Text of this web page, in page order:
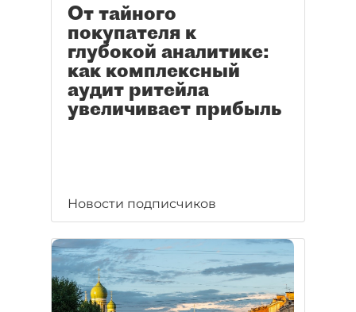
От тайного
покупателя к
глубокой аналитике:
как комплексный
аудит ритейла
увеличивает прибыль
Новости подписчиков